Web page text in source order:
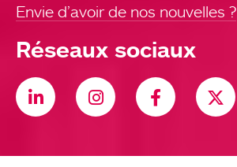
Envie d’avoir de nos nouvelles ?
Réseaux sociaux